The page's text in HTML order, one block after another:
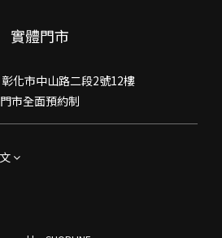
實體門市
化市中山路二段2號12樓
門市全面預約制